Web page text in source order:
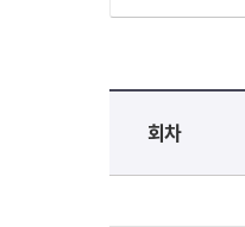
교육신청 목록을 나타낸 표로 회차, 지역, 접수기간, 교육기간, 교육장소, 신청인원/모집인원, 상태로 나뉘어 설명합니다.
회차